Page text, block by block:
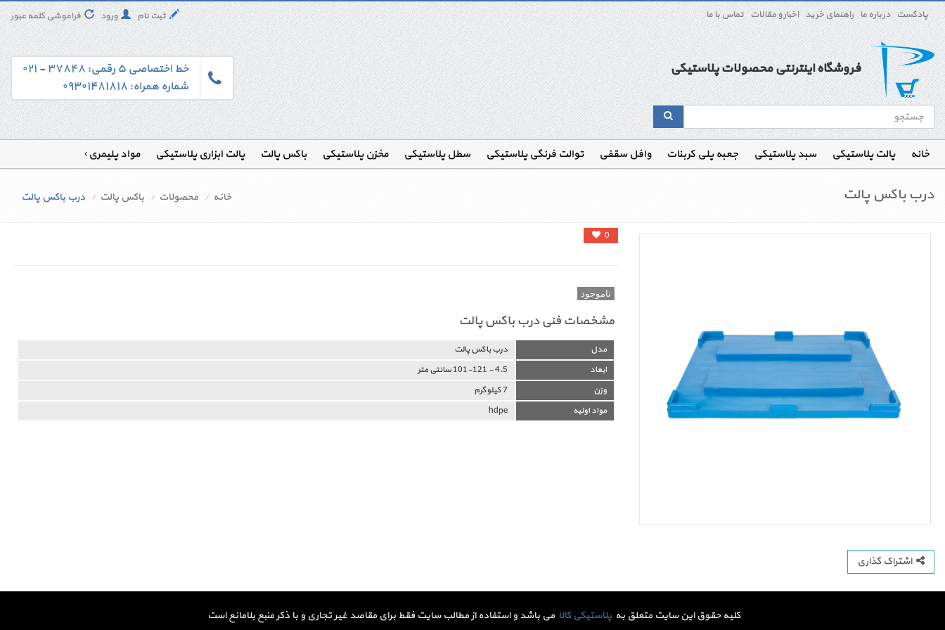
ثبت نام ورود فراموشی کلمه عبور پادکست درباره ما راهنمای خرید اخبار و مقالات تماس با ما
فروشگاه اینترنتی محصولات پلاستیکی
خط اختصاصی ۵ رقمی: ۳۷۸۴۸ - ۰۲۱
شماره همراه: ۰۹۳۰۱۴۸۱۸۱۸
خانه پالت پلاستیکی سبد پلاستیکی جعبه پلی کربنات وافل سقفی توالت فرنگی پلاستیکی سطل پلاستیکی مخزن پلاستیکی باکس پالت پالت ابزاری پلاستیکی مواد پلیمری
درب باکس پالت خانه محصولات باکس پالت درب باکس پالت
0
ناموجود
مشخصات فنی درب باکس پالت
مدل
درب باکس پالت
ابعاد
4.5 - 101-121 سانتی متر
وزن
7 کیلوگرم
مواد اولیه
hdpe
اشتراک گذاری
کلیه حقوق این سایت متعلق به پلاستیکی کالا می باشد و استفاده از مطالب سایت فقط برای مقاصد غیر تجاری و با ذکر منبع بلامانع است